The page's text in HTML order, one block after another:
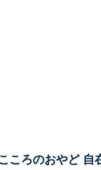
ころのおやど 自